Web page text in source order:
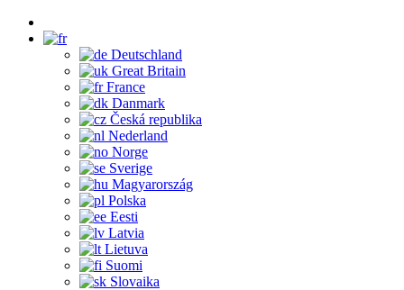
Deutschland
Great Britain
France
Danmark
Česká republika
Nederland
Norge
Sverige
Magyarország
Polska
Eesti
Latvia
Lietuva
Suomi
Slovaika